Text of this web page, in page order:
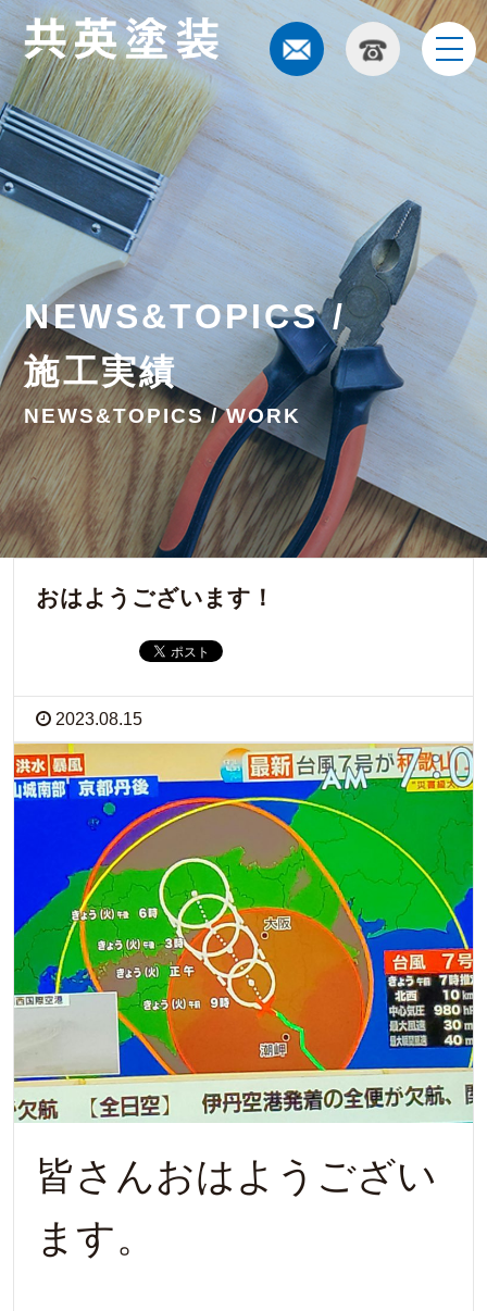
t
o
g
n
v
i
g
a
t
i
o
n
NEWS&TOPICS /
施工実績
NEWS&TOPICS / WORK
おはようございます！
2023.08.15
皆さんおはようござい
ます。